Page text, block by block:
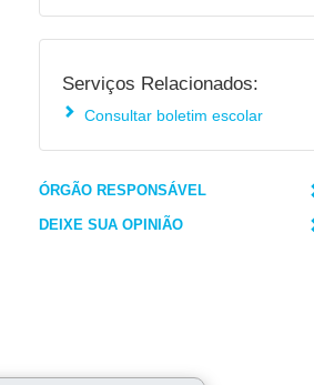
Serviços Relacionados:
Consultar boletim escolar
ÓRGÃO RESPONSÁVEL
DEIXE SUA OPINIÃO